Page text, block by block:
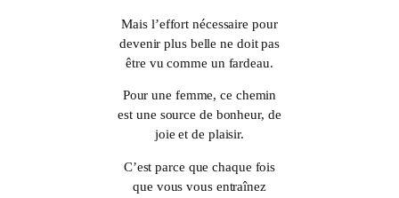
Mais l’effort nécessaire pour
devenir plus belle ne doit pas
être vu comme un fardeau.
Pour une femme, ce chemin
est une source de bonheur, de
joie et de plaisir.
C’est parce que chaque fois
que vous vous entraînez